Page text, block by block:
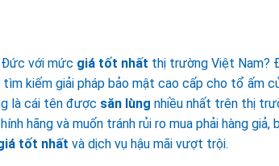
với mức giá tốt nhất thị trường Việt Nam?
kiếm giải pháp bảo mật cao cấp cho tổ ấm
là cái tên được săn lùng nhiều nhất trên thị
hãng và muốn tránh rủi ro mua phải hàng giả,
tốt nhất và dịch vụ hậu mãi vượt trội.